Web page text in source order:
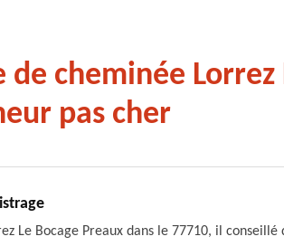
cheminée Lorrez
pas cher
Le Bocage Preaux dans le 77710, il conseillé